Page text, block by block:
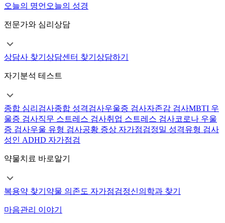
오늘의 명언 오늘의 성경
전문가와 심리상담
상담사 찾기 상담센터 찾기 상담하기
자기분석 테스트
종합 심리검사종합 성격검사우울증 검사자존감 검사MBTI 우
울증 검사직무 스트레스 검사취업 스트레스 검사코로나 우울
증 검사우울 유형 검사공황 증상 자가점검정밀 성격유형 검사
성인 ADHD 자가점검
약물치료 바로알기
복용약 찾기 약물 의존도 자가점검정신의학과 찾기
마음관리 이야기